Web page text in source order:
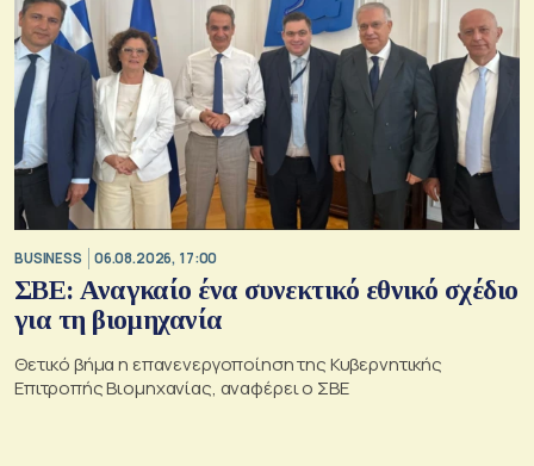
BUSINESS 06.08.2026, 17:00
ΣΒΕ: Αναγκαίο ένα συνεκτικό εθνικό σχέδιο
για τη βιομηχανία
Θετικό βήμα η επανενεργοποίηση της Κυβερνητικής
Επιτροπής Βιομηχανίας, αναφέρει ο ΣΒΕ